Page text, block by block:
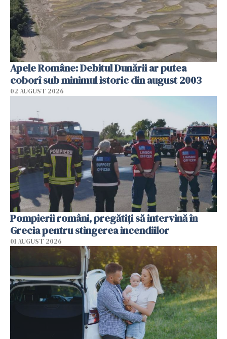
Apele Române: Debitul Dunării ar putea
coborî sub minimul istoric din august 2003
02 AUGUST 2026
Pompierii români, pregătiţi să intervină în
Grecia pentru stingerea incendiilor
01 AUGUST 2026